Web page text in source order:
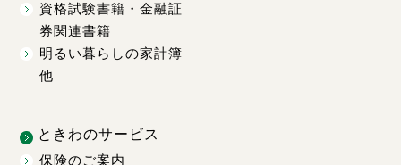
資格試験書籍・金融証
券関連書籍
明るい暮らしの家計簿
他
ときわのサービス
保険のご案内